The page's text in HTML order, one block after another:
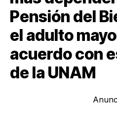
Pensión del
el adulto
acuerdo con
de la UNAM